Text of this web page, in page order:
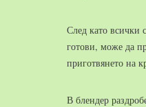
След като всички
готови, може да
приготвянето на
В блендер